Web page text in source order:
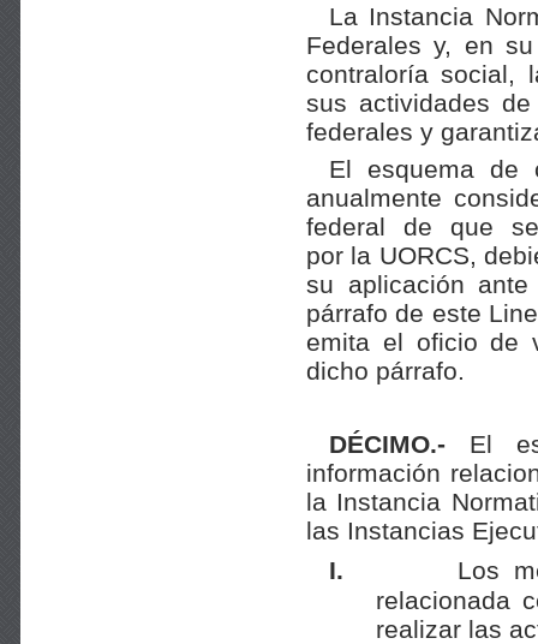
La Instancia
Federales y, en
contraloría social,
sus actividades
federales y
El esquema de
anualmente
federal de que
por la UORCS,
su aplicación
párrafo de este
emita el oficio de
dicho párrafo.
DÉCIMO.- El
información
la Instancia
las Instancias
I.
Los
relacionada
realizar las